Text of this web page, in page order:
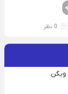
لینکدین
0 نظر
ویگن